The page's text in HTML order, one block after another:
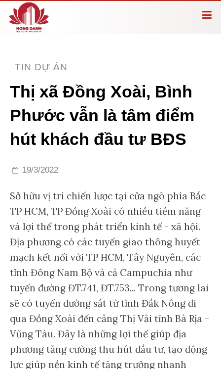
TIN DỰ ÁN
Thị xã Đồng Xoài, Bình
Phước vẫn là tâm điểm
hút khách đầu tư BĐS
19/3/2022
Sở hữu vị trí chiến lược tại cửa ngõ phía Bắc
TP HCM, TP Đồng Xoài có nhiều tiềm năng
và lợi thế trong phát triển kinh tế - xã hội.
Địa phương có các tuyến giao thông huyết
mạch kết nối với TP HCM, Tây Nguyên, các
tỉnh Đông Nam Bộ và cả Campuchia như
tuyến đường ĐT.741, ĐT.753... Trong tương lai
sẽ có tuyến đường sắt từ tỉnh Đắk Nông đi
qua Đồng Xoài đến cảng Thị Vải tỉnh Bà Rịa -
Vũng Tàu. Đây là những lợi thế giúp địa
phương tăng cường thu hút đầu tư, tạo động
lực giúp nền kinh tế tăng trưởng nhanh